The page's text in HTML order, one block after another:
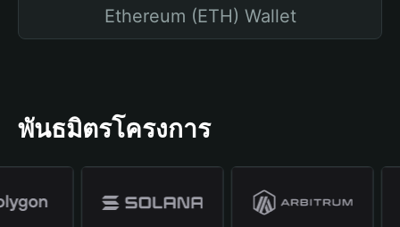
Ethereum (ETH) Wallet
พันธมิตรโครงการ